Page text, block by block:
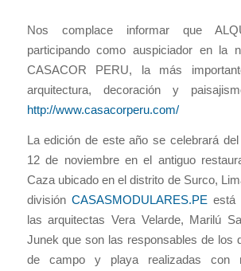
Nos complace informar que
participando como auspiciador en la
CASACOR PERU, la más
arquitectura, decoración y
http://www.casacorperu.com/
La edición de este año se celebrará
12 de noviembre en el antiguo
Caza ubicado en el distrito de Surco,
división CASASMODULARES.PE está
las arquitectas Vera Velarde, Marilú
Junek que son las responsables de los
de campo y playa realizadas con